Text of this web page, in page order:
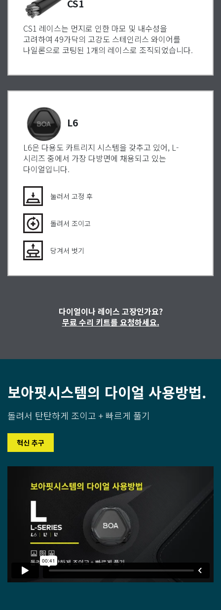
CS1
CS1 레이스는 먼지로 인한 마모 및 내수성을
고려하여 49가닥의 고강도 스테인리스 와이어를
나일론으로 코팅된 1개의 레이스로 조직되었습니다.
L6
L6은 다용도 카트리지 시스템을 갖추고 있어, L-
시리즈 중에서 가장 다방면에 채용되고 있는
다이얼입니다.
눌러서 고정 후
돌려서 조이고
당겨서 벗기
다이얼이나 레이스 고장인가요?
무료 수리 키트를 요청하세요.
보아핏시스템의 다이얼 사용방법.
돌려서 탄탄하게 조이고 + 빠르게 풀기
혁신 추구